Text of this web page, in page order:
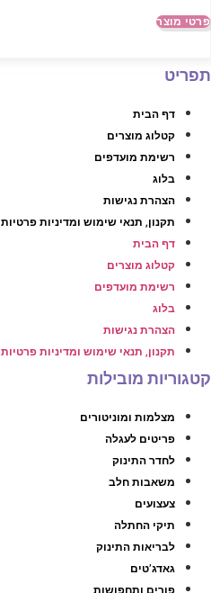
פרטי מוצר
תפריט
דף הבית
קטלוג מוצרים
רשימת מועדפים
בלוג
הצהרת נגישות
תקנון, תנאי שימוש ומדיניות פרטיות
דף הבית
קטלוג מוצרים
רשימת מועדפים
בלוג
הצהרת נגישות
תקנון, תנאי שימוש ומדיניות פרטיות
קטגוריות מובילות
מצלמות ומוניטורים
פריטים לעגלה
לחדר התינוק
משאבות חלב
צעצועים
תיקי החתלה
לבריאות התינוק
גאדג’טים
פורים ותחפושות